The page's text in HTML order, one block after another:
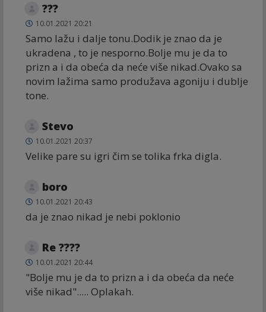
???
10.01.2021 20:21
Samo lažu i dalje tonu.Dodik je znao da je
ukradena , to je nesporno.Bolje mu je da to
prizn a i da obeća da neće više nikad.Ovako sa
novim lažima samo produžava agoniju i dublje
tone.
Stevo
10.01.2021 20:37
Velike pare su igri čim se tolika frka digla.
boro
10.01.2021 20:43
da je znao nikad je nebi poklonio
Re ????
10.01.2021 20:44
"Bolje mu je da to prizn a i da obeća da neće
više nikad"..... Oplakah.